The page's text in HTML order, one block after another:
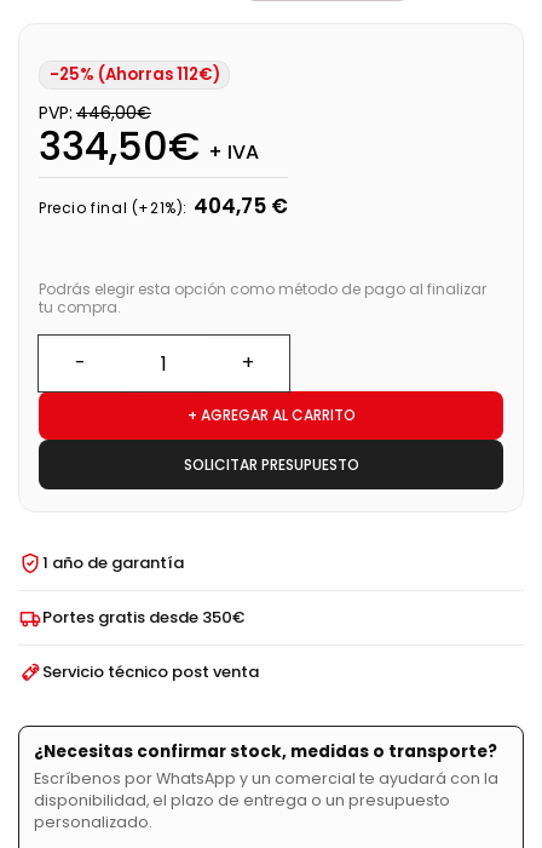
-25% (Ahorras 112€)
PVP: 446,00€
334,50€ + IVA
Precio final (+21%): 404,75 €
Podrás elegir esta opción como método de pago al finalizar
tu compra.
+ AGREGAR AL CARRITO
SOLICITAR PRESUPUESTO
1 año de garantía
Portes gratis desde 350€
Servicio técnico post venta
¿Necesitas confirmar stock, medidas o transporte?
Escríbenos por WhatsApp y un comercial te ayudará con la
disponibilidad, el plazo de entrega o un presupuesto
personalizado.